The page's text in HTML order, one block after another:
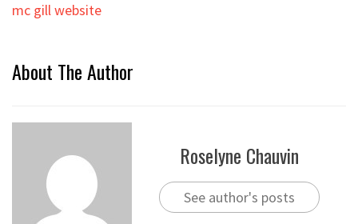
mc gill website
About The Author
Roselyne Chauvin
See author's posts